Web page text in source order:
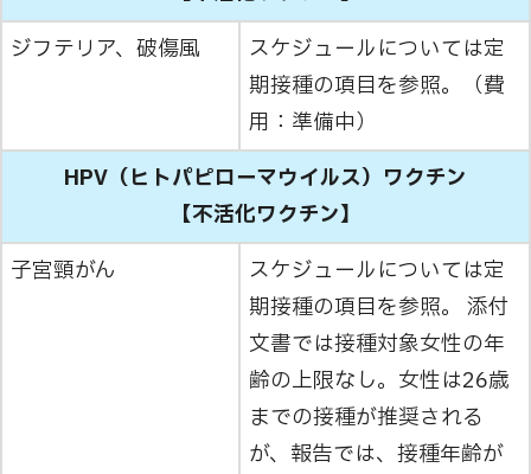
ジフテリア、破傷風
スケジュールについては定
期接種の項目を参照。（費
用：準備中）
HPV（ヒトパピローマウイルス）ワクチン
【不活化ワクチン】
子宮頸がん
スケジュールについては定
期接種の項目を参照。 添付
文書では接種対象女性の年
齢の上限なし。女性は26歳
までの接種が推奨される
が、報告では、接種年齢が